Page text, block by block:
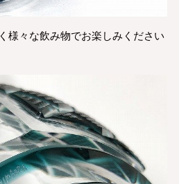
様々な飲み物でお楽しみください